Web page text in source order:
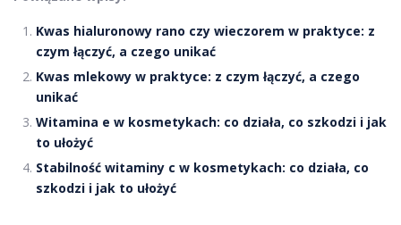
Kwas hialuronowy rano czy wieczorem w praktyce: z
czym łączyć, a czego unikać
Kwas mlekowy w praktyce: z czym łączyć, a czego
unikać
Witamina e w kosmetykach: co działa, co szkodzi i jak
to ułożyć
Stabilność witaminy c w kosmetykach: co działa, co
szkodzi i jak to ułożyć